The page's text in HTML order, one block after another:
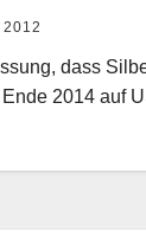
2012
dass
2014 auf